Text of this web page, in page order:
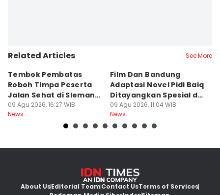
Related Articles See More
Tembok Pembatas
Roboh Timpa Peserta
Jalan Sehat di Sleman,
10 Orang Luka
09 Agu 2026, 16:27 WIB
News
Film Dan Bandung
Adaptasi Novel Pidi Baiq
Ditayangkan Spesial di
Jogja
09 Agu 2026, 11:04 WIB
News
About UsEditorial TeamContact UsTerms of Services